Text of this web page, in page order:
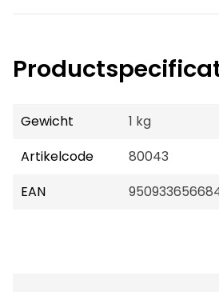
Gewicht
1 kg
Artikelcode
80043
EAN